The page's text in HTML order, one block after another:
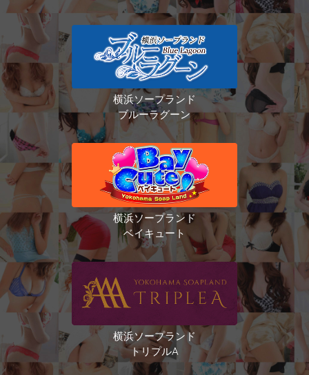
横浜ソープランド
ブルーラグーン
横浜ソープランド
ベイキュート
横浜ソープランド
トリプルA